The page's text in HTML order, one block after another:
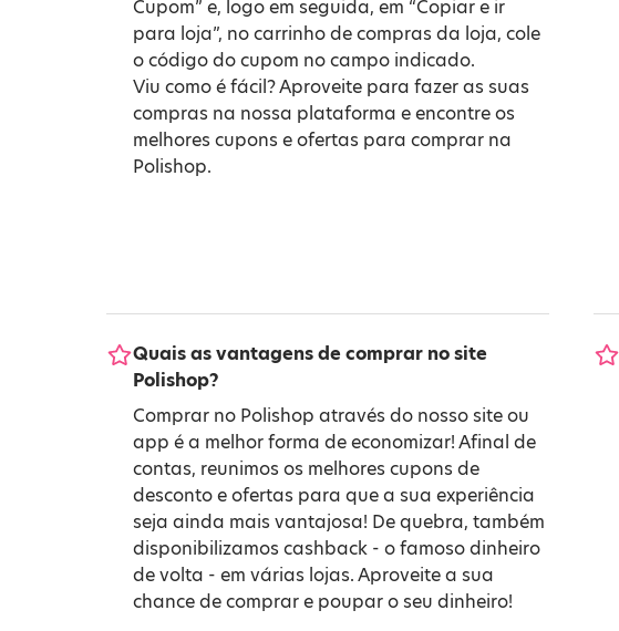
Cupom” e, logo em seguida, em “Copiar e ir
para loja”, no carrinho de compras da loja, cole
o código do cupom no campo indicado.
Viu como é fácil? Aproveite para fazer as suas
compras na nossa plataforma e encontre os
melhores cupons e ofertas para comprar na
Polishop.
Quais as vantagens de comprar no site
Polishop?
Comprar no Polishop através do nosso site ou
app é a melhor forma de economizar! Afinal de
contas, reunimos os melhores cupons de
desconto e ofertas para que a sua experiência
seja ainda mais vantajosa! De quebra, também
disponibilizamos cashback - o famoso dinheiro
de volta - em várias lojas. Aproveite a sua
chance de comprar e poupar o seu dinheiro!